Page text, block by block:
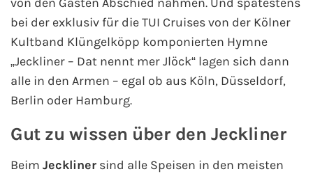
bei der exklusiv für die TUI Cruises von der Kölner
Kultband Klüngelköpp komponierten Hymne
„Jeckliner – Dat nennt mer Jlöck“ lagen sich dann
alle in den Armen – egal ob aus Köln, Düsseldorf,
Berlin oder Hamburg.
Gut zu wissen über den Jeckliner
Beim Jeckliner sind alle Speisen in den meisten